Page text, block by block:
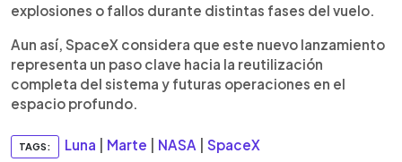
explosiones o fallos durante distintas fases del vuelo.
Aun así, SpaceX considera que este nuevo lanzamiento
representa un paso clave hacia la reutilización
completa del sistema y futuras operaciones en el
espacio profundo.
TAGS: Luna Marte NASA SpaceX